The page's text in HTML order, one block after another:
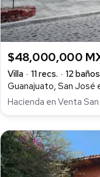
$48,000,000
Villa
11 recs. 12 baños
Guanajuato, San José
Hacienda en Venta